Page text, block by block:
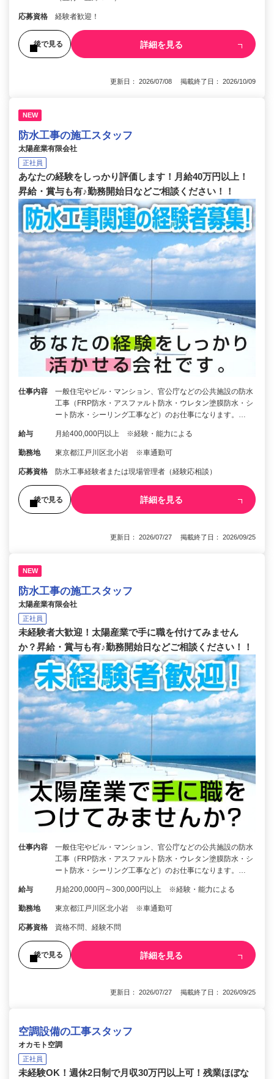
応募資格 経験者歓迎！
後で見る 詳細を見る
更新日： 2026/07/08 掲載終了日： 2026/10/09
NEW
防水工事の施工スタッフ
太陽産業有限会社
正社員
あなたの経験をしっかり評価します！月給40万円以上！
昇給・賞与も有♪勤務開始日などご相談ください！！
仕事内容
一般住宅やビル・マンション、官公庁などの公共施設の防水
工事（FRP防水・アスファルト防水・ウレタン塗膜防水・シ
ート防水・シーリング工事など）のお仕事になります。…
給与 月給400,000円以上 ※経験・能力による
勤務地 東京都江戸川区北小岩 ※車通勤可
応募資格 防水工事経験者または現場管理者（経験応相談）
後で見る 詳細を見る
更新日： 2026/07/27 掲載終了日： 2026/09/25
NEW
防水工事の施工スタッフ
太陽産業有限会社
正社員
未経験者大歓迎！太陽産業で手に職を付けてみません
か？昇給・賞与も有♪勤務開始日などご相談ください！！
仕事内容
一般住宅やビル・マンション、官公庁などの公共施設の防水
工事（FRP防水・アスファルト防水・ウレタン塗膜防水・シ
ート防水・シーリング工事など）のお仕事になります。…
給与 月給200,000円～300,000円以上 ※経験・能力による
勤務地 東京都江戸川区北小岩 ※車通勤可
応募資格 資格不問、経験不問
後で見る 詳細を見る
更新日： 2026/07/27 掲載終了日： 2026/09/25
空調設備の工事スタッフ
オカモト空調
正社員
未経験OK！週休2日制で月収30万円以上可！残業ほぼな